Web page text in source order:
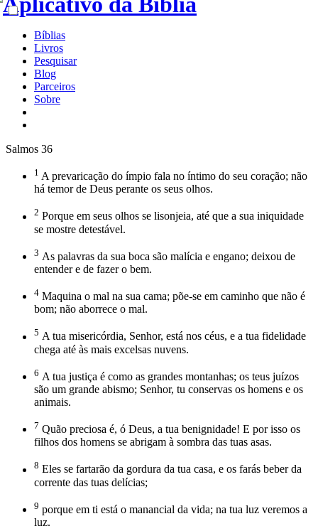
Bíblias
Livros
Pesquisar
Blog
Parceiros
Sobre
Salmos 36
1 A prevaricação do ímpio fala no íntimo do seu coração; não
há temor de Deus perante os seus olhos.
2 Porque em seus olhos se lisonjeia, até que a sua iniquidade
se mostre detestável.
3 As palavras da sua boca são malícia e engano; deixou de
entender e de fazer o bem.
4 Maquina o mal na sua cama; põe-se em caminho que não é
bom; não aborrece o mal.
5 A tua misericórdia, Senhor, está nos céus, e a tua fidelidade
chega até às mais excelsas nuvens.
6 A tua justiça é como as grandes montanhas; os teus juízos
são um grande abismo; Senhor, tu conservas os homens e os
animais.
7 Quão preciosa é, ó Deus, a tua benignidade! E por isso os
filhos dos homens se abrigam à sombra das tuas asas.
8 Eles se fartarão da gordura da tua casa, e os farás beber da
corrente das tuas delícias;
9 porque em ti está o manancial da vida; na tua luz veremos a
luz.